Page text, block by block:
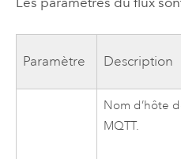
Paramètre Description
Nom d’hôte
MQTT.